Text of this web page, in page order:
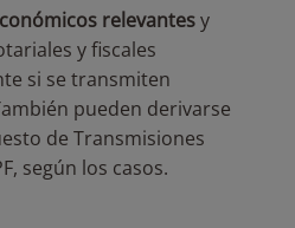
relevantesy
y fiscales
si se transmiten
pueden derivarse
de Transmisiones
según los casos.